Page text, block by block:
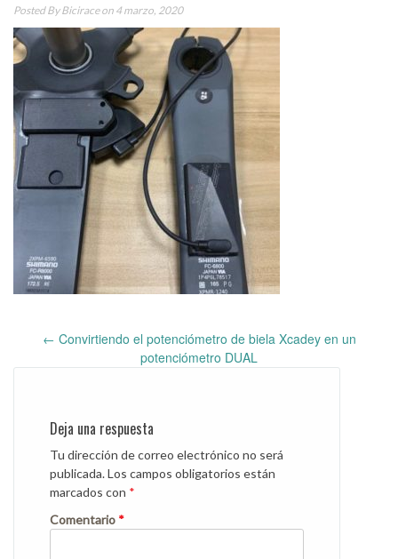
Posted ByBiciraceon 4 marzo, 2020
navigation
← Convirtiendo el potenciómetro de biela Xcadey en un
potenciómetro DUAL
Deja una respuesta
Tu dirección de correo electrónico no será
publicada.Los campos obligatorios están
marcados con *
Comentario *